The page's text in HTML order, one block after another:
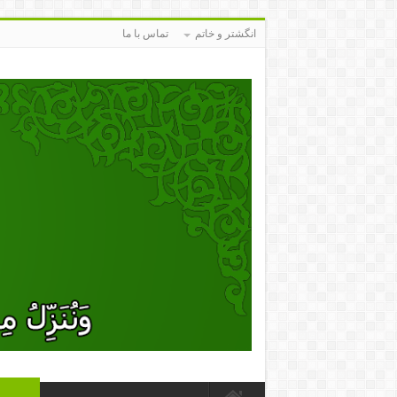
انگشتر و خاتم تماس با ما